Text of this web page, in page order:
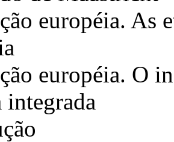
européia. As
européia. O
integrada